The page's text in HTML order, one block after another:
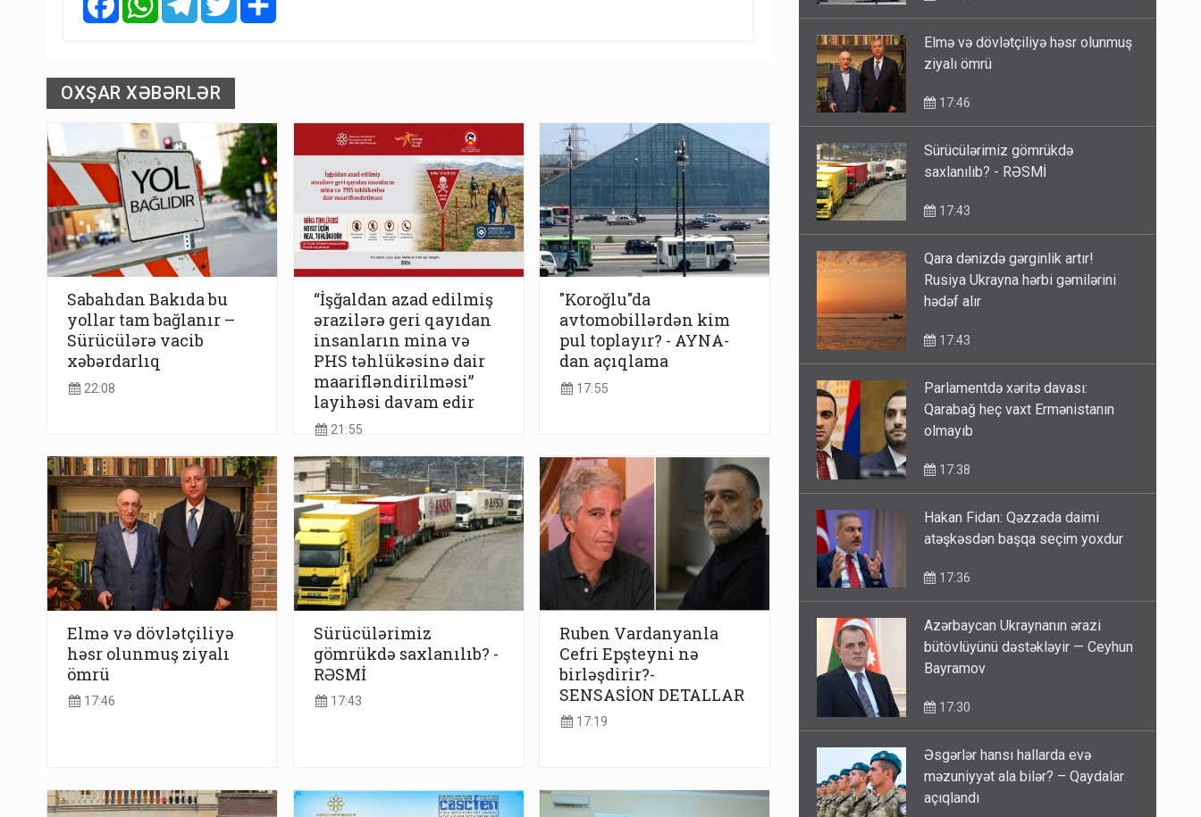
OXŞAR XƏBƏRLƏR
Sabahdan Bakıda bu
yollar tam bağlanır –
Sürücülərə vacib
xəbərdarlıq
22:08
“İşğaldan azad edilmiş
ərazilərə geri qayıdan
insanların mina və
PHS təhlükəsinə dair
maarifləndirilməsi”
layihəsi davam edir
21:55
"Koroğlu"da
avtomobillərdən kim
pul toplayır? - AYNA-
dan açıqlama
17:55
Elmə və dövlətçiliyə
həsr olunmuş ziyalı
ömrü
17:46
Sürücülərimiz
gömrükdə saxlanılıb? -
RƏSMİ
17:43
Ruben Vardanyanla
Cefri Epşteyni nə
birləşdirir?-
SENSASİON DETALLAR
17:19
Elmə və dövlətçiliyə həsr olunmuş
ziyalı ömrü
17:46
Sürücülərimiz gömrükdə
saxlanılıb? - RƏSMİ
17:43
Qara dənizdə gərginlik artır!
Rusiya Ukrayna hərbi gəmilərini
hədəf alır
17:43
Parlamentdə xəritə davası:
Qarabağ heç vaxt Ermənistanın
olmayıb
17:38
Hakan Fidan: Qəzzada daimi
atəşkəsdən başqa seçim yoxdur
17:36
Azərbaycan Ukraynanın ərazi
bütövlüyünü dəstəkləyir — Ceyhun
Bayramov
17:30
Əsgərlər hansı hallarda evə
məzuniyyət ala bilər? – Qaydalar
açıqlandı